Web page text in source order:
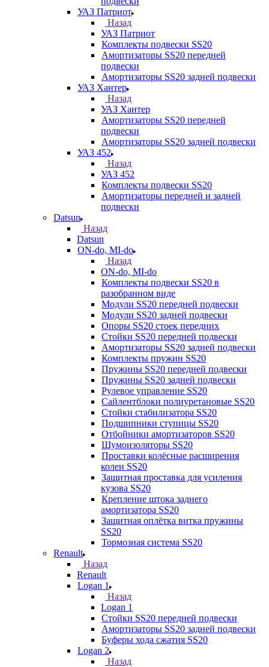
УАЗ Патриот
Назад
УАЗ Патриот
Комплекты подвески SS20
Амортизаторы SS20 передней
подвески
Амортизаторы SS20 задней подвески
УАЗ Хантер
Назад
УАЗ Хантер
Амортизаторы SS20 передней
подвески
Амортизаторы SS20 задней подвески
УАЗ 452
Назад
УАЗ 452
Комплекты подвески SS20
Амортизаторы передней и задней
подвески
Datsun
Назад
Datsun
ON-do, MI-do
Назад
ON-do, MI-do
Комплекты подвески SS20 в
разобранном виде
Модули SS20 передней подвески
Модули SS20 задней подвески
Опоры SS20 стоек передних
Стойки SS20 передней подвески
Амортизаторы SS20 задней подвески
Комплекты пружин SS20
Пружины SS20 передней подвески
Пружины SS20 задней подвески
Рулевое управление SS20
Сайлентблоки полиуретановые SS20
Стойки стабилизатора SS20
Подшипники ступицы SS20
Отбойники амортизаторов SS20
Шумоизоляторы SS20
Проставки колёсные расширения
колеи SS20
Защитная проставка для усиления
кузова SS20
Крепление штока заднего
амортизатора SS20
Защитная оплётка витка пружины
SS20
Тормозная система SS20
Renault
Назад
Renault
Logan 1
Назад
Logan 1
Стойки SS20 передней подвески
Амортизаторы SS20 задней подвески
Буферы хода сжатия SS20
Logan 2
Назад